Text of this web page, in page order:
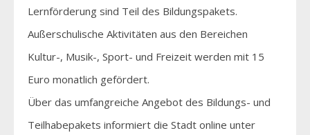
Lernförderung sind Teil des Bildungspakets.
Außerschulische Aktivitäten aus den Bereichen
Kultur-, Musik-, Sport- und Freizeit werden mit 15
Euro monatlich gefördert.
Über das umfangreiche Angebot des Bildungs- und
Teilhabepakets informiert die Stadt online unter